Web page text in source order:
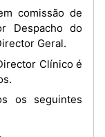
Despacho do
Geral.